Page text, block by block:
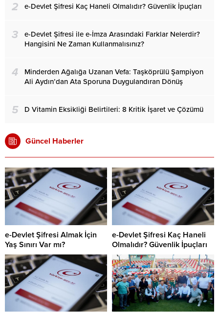
2 e-Devlet Şifresi Kaç Haneli Olmalıdır? Güvenlik İpuçları
3
e-Devlet Şifresi ile e-İmza Arasındaki Farklar Nelerdir?
Hangisini Ne Zaman Kullanmalısınız?
4
Minderden Ağalığa Uzanan Vefa: Taşköprülü Şampiyon
Ali Aydın’dan Ata Sporuna Duygulandıran Dönüş
5 D Vitamin Eksikliği Belirtileri: 8 Kritik İşaret ve Çözümü
Güncel Haberler
e-Devlet Şifresi Almak İçin
Yaş Sınırı Var mı?
e-Devlet Şifresi Kaç Haneli
Olmalıdır? Güvenlik İpuçları